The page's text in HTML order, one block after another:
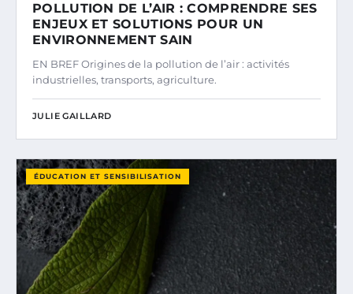
POLLUTION DE L’AIR : COMPRENDRE SES
ENJEUX ET SOLUTIONS POUR UN
ENVIRONNEMENT SAIN
EN BREF Origines de la pollution de l’air : activités
industrielles, transports, agriculture.
JULIE GAILLARD
ÉDUCATION ET SENSIBILISATION